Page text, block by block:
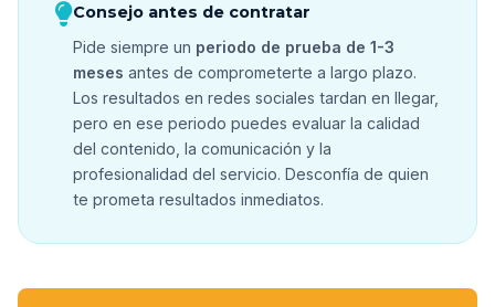
Consejo antes de contratar
Pide siempre un periodo de prueba de 1-3
meses antes de comprometerte a largo plazo.
Los resultados en redes sociales tardan en llegar,
pero en ese periodo puedes evaluar la calidad
del contenido, la comunicación y la
profesionalidad del servicio. Desconfía de quien
te prometa resultados inmediatos.